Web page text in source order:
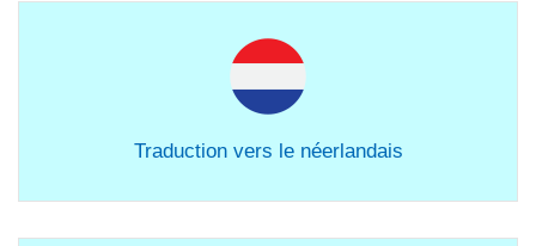
Traduction vers le néerlandais